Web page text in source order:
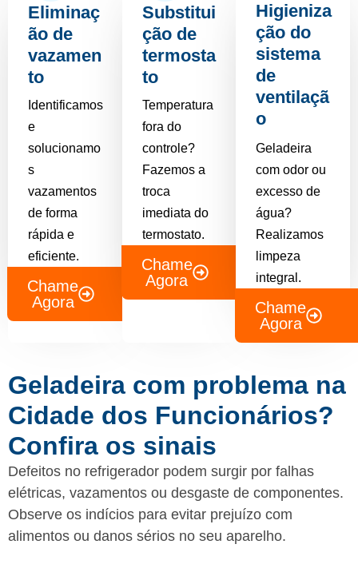
Eliminaç
ão de
vazamen
to
Identificamos
e
solucionamo
s
vazamentos
de forma
rápida e
eficiente.
Chame
Agora
Substitui
ção de
termosta
to
Temperatura
fora do
controle?
Fazemos a
troca
imediata do
termostato.
Chame
Agora
Higieniza
ção do
sistema
de
ventilaçã
o
Geladeira
com odor ou
excesso de
água?
Realizamos
limpeza
integral.
Chame
Agora
Geladeira com problema na
Cidade dos Funcionários?
Confira os sinais
Defeitos no refrigerador podem surgir por falhas
elétricas, vazamentos ou desgaste de componentes.
Observe os indícios para evitar prejuízo com
alimentos ou danos sérios no seu aparelho.